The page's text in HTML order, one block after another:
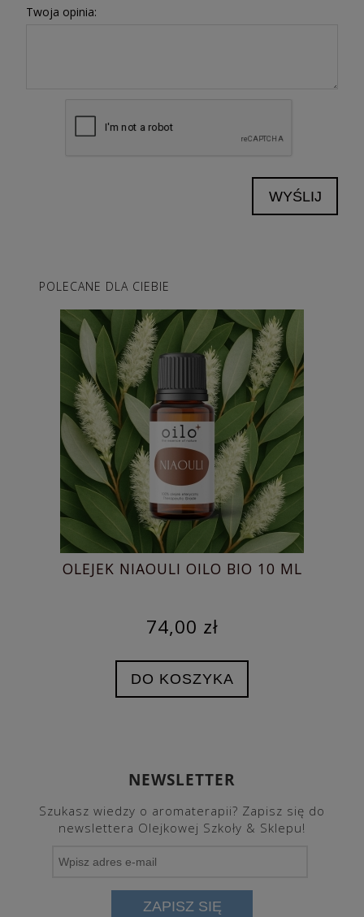
Twoja opinia:
WYŚLIJ
POLECANE DLA CIEBIE
OLEJEK NIAOULI OILO BIO 10 ML
74,00 zł
DO KOSZYKA
NEWSLETTER
Szukasz wiedzy o aromaterapii? Zapisz się do
newslettera Olejkowej Szkoły & Sklepu!
ZAPISZ SIĘ